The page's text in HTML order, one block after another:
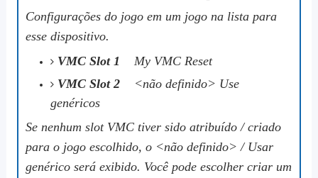
Configurações do jogo em um jogo na lista para
esse dispositivo.
VMC Slot 1
My VMC Reset
VMC Slot 2
<não definido> Use
genéricos
Se nenhum slot VMC tiver sido atribuído / criado
para o jogo escolhido, o <não definido> / Usar
genéricoserá exibido. Você pode escolher criar um